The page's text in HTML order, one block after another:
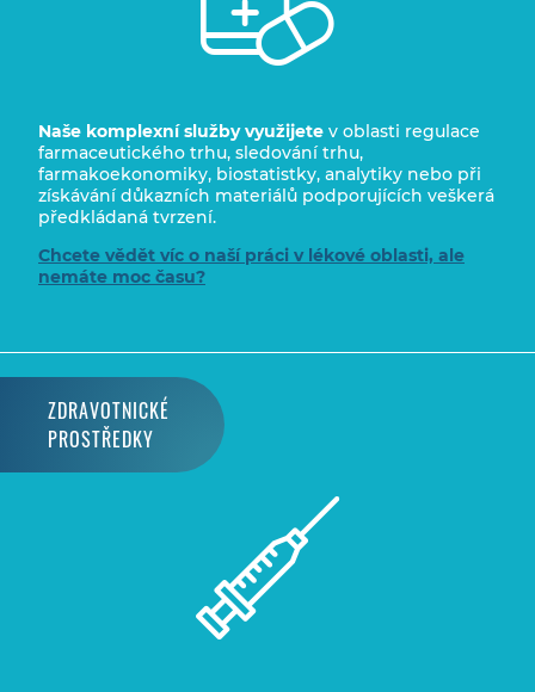
Naše komplexní služby využijete v oblasti regulace
farmaceutického trhu, sledování trhu,
farmakoekonomiky, biostatistky, analytiky nebo při
získávání důkazních materiálů podporujících veškerá
předkládaná tvrzení.
Chcete vědět víc o naší práci v lékové oblasti, ale
nemáte moc času?
ZDRAVOTNICKÉ
PROSTŘEDKY